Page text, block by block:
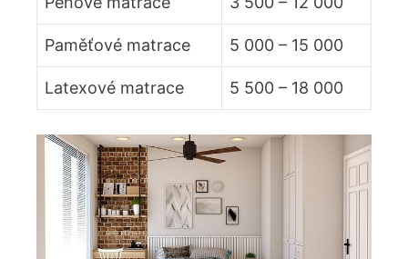
Paměťové matrace 5 000 – 15 000
Latexové matrace 5 500 – 18 000